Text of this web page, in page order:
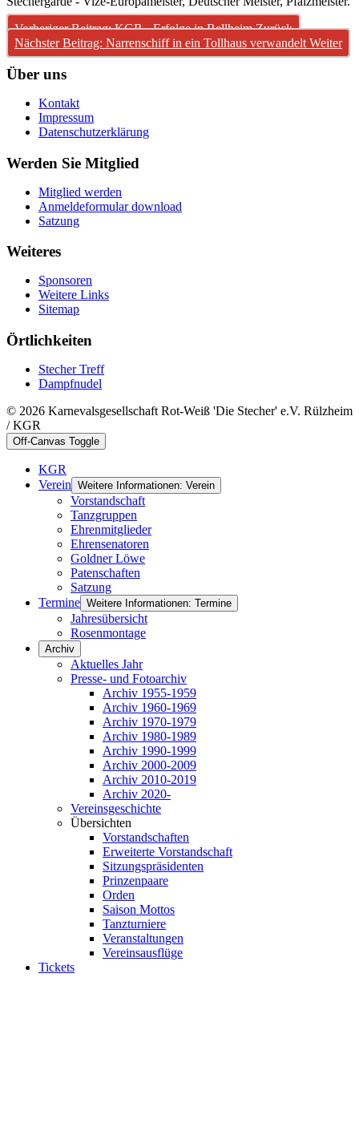
Vorheriger Beitrag: KGR - Erfolge in BellheimZurück
Nächster Beitrag: Narrenschiff in ein Tollhaus verwandelt Weiter
Über uns
Kontakt
Impressum
Datenschutzerklärung
Werden Sie Mitglied
Mitglied werden
Anmeldeformular download
Satzung
Weiteres
Sponsoren
Weitere Links
Sitemap
Örtlichkeiten
Stecher Treff
Dampfnudel
© 2026 Karnevalsgesellschaft Rot-Weiß 'Die Stecher' e.V. Rülzheim
/ KGR
Off-Canvas Toggle
KGR
Verein Weitere Informationen: Verein
Vorstandschaft
Tanzgruppen
Ehrenmitglieder
Ehrensenatoren
Goldner Löwe
Patenschaften
Satzung
Termine Weitere Informationen: Termine
Jahresübersicht
Rosenmontage
Archiv
Aktuelles Jahr
Presse- und Fotoarchiv
Archiv 1955-1959
Archiv 1960-1969
Archiv 1970-1979
Archiv 1980-1989
Archiv 1990-1999
Archiv 2000-2009
Archiv 2010-2019
Archiv 2020-
Vereinsgeschichte
Übersichten
Vorstandschaften
Erweiterte Vorstandschaft
Sitzungspräsidenten
Prinzenpaare
Orden
Saison Mottos
Tanzturniere
Veranstaltungen
Vereinsausflüge
Tickets